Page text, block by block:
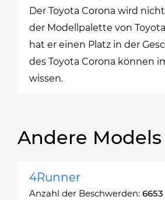
Der Toyota Corona wird
der Modellpalette von
hat er einen Platz in der
des Toyota Corona können
wissen.
Andere Models
4Runner
Anzahl der Beschwerden: 6653